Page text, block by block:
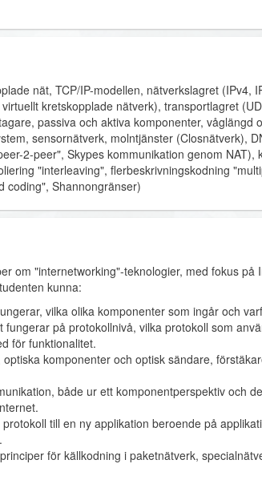
nät, TCP/IP-modellen, nätverkslagret (IPv4,
kretskopplade nätverk), transportlagret
passiva och aktiva komponenter, våglängd
sensornätverk, molntjänster (Closnätverk),
2-peer", Skypes kommunikation genom NAT),
"interleaving", flerbeskrivningskodning
coding", Shannongränser)
om "internetworking"-teknologier, med fokus på
kunna:
vilka olika komponenter som ingår och
fungerar på protokollnivå, vilka protokoll som
för funktionalitet.
komponenter och optisk sändare,
både ur ett komponentperspektiv och
till en ny applikation beroende på
för källkodning i paketnätverk,